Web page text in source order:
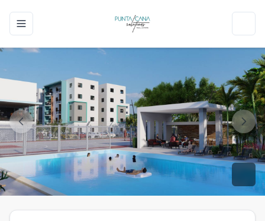
Toggle navigation menu